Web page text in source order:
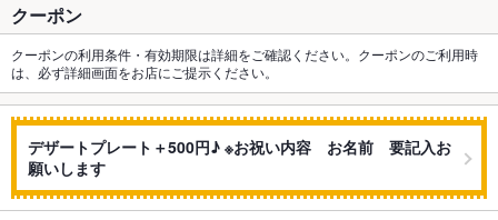
クーポン
クーポンの利用条件・有効期限は詳細をご確認ください。クーポンのご利用時
は、必ず詳細画面をお店にご提示ください。
デザートプレート＋500円♪ ※お祝い内容 お名前 要記入お
願いします